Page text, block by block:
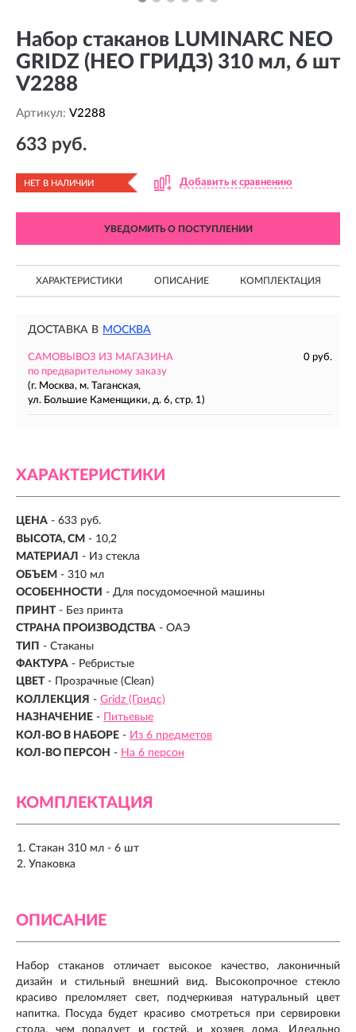
Набор стаканов LUMINARC NEO
GRIDZ (НЕО ГРИДЗ) 310 мл, 6 шт
V2288
Артикул: V2288
633 руб.
НЕТ В НАЛИЧИИ Добавить к сравнению
УВЕДОМИТЬ О ПОСТУПЛЕНИИ
ХАРАКТЕРИСТИКИ ОПИСАНИЕ КОМПЛЕКТАЦИЯ
ДОСТАВКА В МОСКВА
САМОВЫВОЗ ИЗ МАГАЗИНА
0 руб.
по предварительному заказу
(г. Москва, м. Таганская,
ул. Большие Каменщики, д. 6, стр. 1)
ХАРАКТЕРИСТИКИ
ЦЕНА - 633 руб.
ВЫСОТА, СМ - 10,2
МАТЕРИАЛ - Из стекла
ОБЪЕМ - 310 мл
ОСОБЕННОСТИ - Для посудомоечной машины
ПРИНТ - Без принта
СТРАНА ПРОИЗВОДСТВА - ОАЭ
ТИП - Стаканы
ФАКТУРА - Ребристые
ЦВЕТ - Прозрачные (Clean)
КОЛЛЕКЦИЯ - Gridz (Гридс)
НАЗНАЧЕНИЕ -
Питьевые
КОЛ-ВО В НАБОРЕ - Из 6 предметов
КОЛ-ВО ПЕРСОН - На 6 персон
КОМПЛЕКТАЦИЯ
Стакан 310 мл - 6 шт
Упаковка
ОПИСАНИЕ
Набор стаканов отличает высокое качество, лаконичный
дизайн и стильный внешний вид. Высокопрочное стекло
красиво преломляет свет, подчеркивая натуральный цвет
напитка. Посуда будет красиво смотреться при сервировки
стола, чем порадует и гостей, и хозяев дома. Идеально